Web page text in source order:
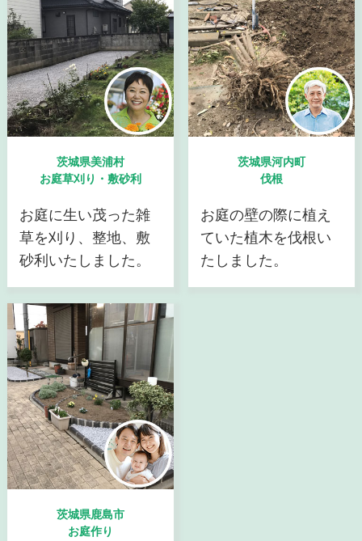
茨城県美浦村
お庭草刈り・敷砂利
お庭に生い茂った雑
草を刈り、整地、敷
砂利いたしました。
茨城県河内町
伐根
お庭の壁の際に植え
ていた植木を伐根い
たしました。
茨城県鹿島市
お庭作り